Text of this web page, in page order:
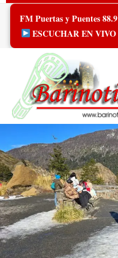
Skip
content
FM Puertas y Puentes 88.9
ESCUCHAR EN VIVO